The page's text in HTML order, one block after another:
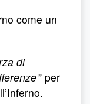
come un
di
” per